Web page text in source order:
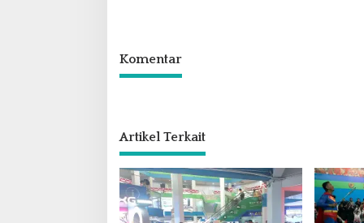
Komentar
Artikel Terkait